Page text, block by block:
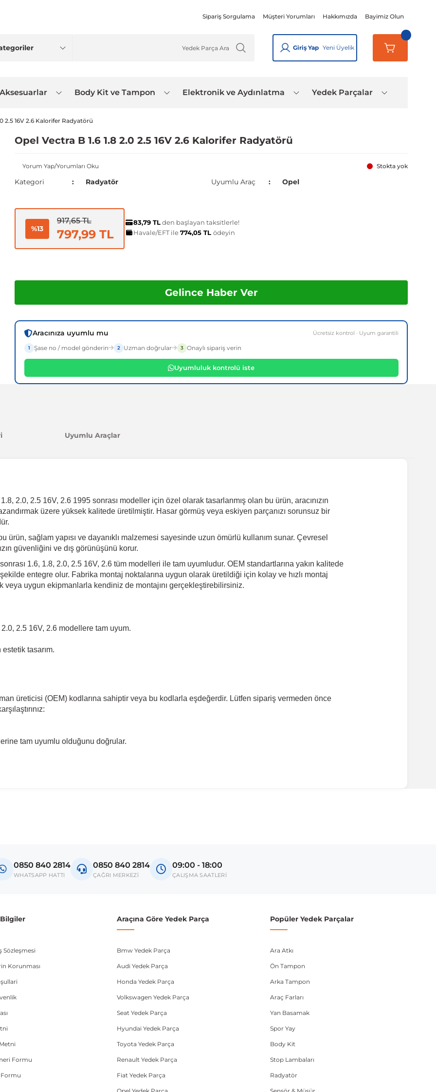
Sipariş Sorgulama Müşteri Yorumları Hakkımızda Bayimiz Olun
Giriş Yap Yeni Üyelik
Aksesuarlar Body Kit ve Tampon Elektronik ve Aydınlatma Yedek Parçalar
2.5 16V 2.6 Kalorifer Radyatörü
Opel Vectra B 1.6 1.8 2.0 2.5 16V 2.6 Kalorifer Radyatörü
Yorum Yap/Yorumları Oku Stokta yok
Kategori Radyatör Uyumlu Araç Opel
%13
917,65 TL
797,99 TL
83,79 TLden başlayan taksitlerle!
Havale/EFT ile774,05 TL ödeyin
Gelince Haber Ver
Aracınıza uyumlu mu Ücretsiz kontrol · Uyum garantili
1 Şase no / model gönderin 2 Uzman doğrular 3 Onaylı sipariş verin
Uyumluluk kontrolü iste
Uyumlu Araçlar
2.0, 2.5 16V, 2.6 1995 sonrası modeller için özel olarak tasarlanmış olan bu ürün, aracınızın
üzere yüksek kalitede üretilmiştir. Hasar görmüş veya eskiyen parçanızı sorunsuz bir
sağlam yapısı ve dayanıklı malzemesi sayesinde uzun ömürlü kullanım sunar. Çevresel
güvenliğini ve dış görünüşünü korur.
1.6, 1.8, 2.0, 2.5 16V, 2.6 tüm modelleri ile tam uyumludur. OEM standartlarına yakın kalitede
entegre olur. Fabrika montaj noktalarına uygun olarak üretildiği için kolay ve hızlı montaj
veya uygun ekipmanlarla kendiniz de montajını gerçekleştirebilirsiniz.
2.5 16V, 2.6 modellere tam uyum.
tasarım.
üreticisi (OEM) kodlarına sahiptir veya bu kodlarla eşdeğerdir. Lütfen sipariş vermeden önce
tam uyumlu olduğunu doğrular.
ve kasa tipleri kullanabilmektedir. Sipariş vermeden önce OEM numarası veya şasi numarası ile uyumluluğu kontrol
0850 840 2814
WHATSAPP HATTI
0850 840 2814
ÇAĞRI MERKEZİ
09:00 - 18:00
ÇALIŞMA SAATLERİ
Sözleşmesi
Korunması
Formu
Formu
Araçına Göre Yedek Parça
Bmw Yedek Parça
Audi Yedek Parça
Honda Yedek Parça
Volkswagen Yedek Parça
Seat Yedek Parça
Hyundai Yedek Parça
Toyota Yedek Parça
Renault Yedek Parça
Fiat Yedek Parça
Popüler Yedek Parçalar
Ara Atkı
Ön Tampon
Arka Tampon
Araç Farları
Yan Basamak
Spor Yay
Body Kit
Stop Lambaları
Radyatör